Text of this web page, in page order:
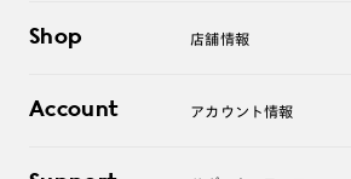
サングラス
コンタクトレンズ
Shop 店舗情報
オンラインショップ
Account アカウント情報